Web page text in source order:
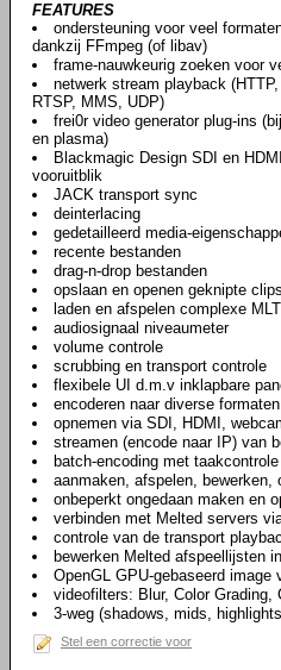
FEATURES
ondersteuning voor veel
dankzij FFmpeg (of libav)
frame-nauwkeurig zoeken voor
netwerk stream playback
RTSP, MMS, UDP)
frei0r video generator plug-ins
en plasma)
Blackmagic Design SDI en
vooruitblik
JACK transport sync
deinterlacing
gedetailleerd media-
recente bestanden
drag-n-drop bestanden
opslaan en openen geknipte
laden en afspelen complexe
audiosignaal niveaumeter
volume controle
scrubbing en transport controle
flexibele UI d.m.v inklapbare
encoderen naar diverse
opnemen via SDI, HDMI,
streamen (encode naar IP) van
batch-encoding met taakcontrole
aanmaken, afspelen,
onbeperkt ongedaan maken en
verbinden met Melted servers
controle van de transport
bewerken Melted afspeellijsten
OpenGL GPU-gebaseerd image
videofilters: Blur, Color Grading,
3-weg (shadows, mids,
Stel een correctie voor